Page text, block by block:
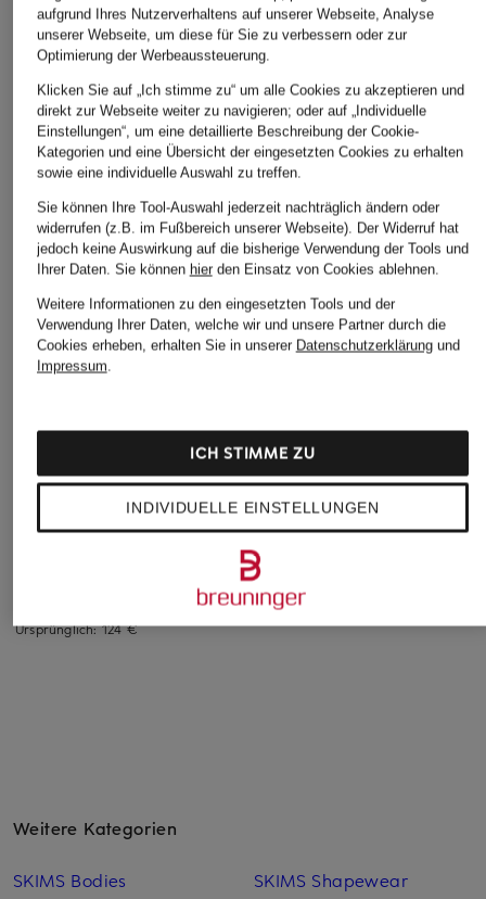
SKIMS
Lounge Set STRETCH
Ursprünglich:124 €
SKIMS
Negligé SKIMS SLEEP
SKIMS
Lounge-Set FITS
Weitere Kategorien
SKIMS Bodies
SKIMS Shapewear
aufgrund Ihres Nutzerverhaltens auf unserer Webseite, Analyse
unserer Webseite, um diese für Sie zu verbessern oder zur
Optimierung der Werbeaussteuerung.
Klicken Sie auf „Ich stimme zu“ um alle Cookies zu akzeptieren und
direkt zur Webseite weiter zu navigieren; oder auf „Individuelle
Einstellungen“, um eine detaillierte Beschreibung der Cookie-
Kategorien und eine Übersicht der eingesetzten Cookies zu erhalten
sowie eine individuelle Auswahl zu treffen.
Sie können Ihre Tool-Auswahl jederzeit nachträglich ändern oder
widerrufen (z.B. im Fußbereich unserer Webseite). Der Widerruf hat
jedoch keine Auswirkung auf die bisherige Verwendung der Tools und
Ihrer Daten. Sie können hierden Einsatz von Cookies ablehnen.
Weitere Informationen zu den eingesetzten Tools und der
Verwendung Ihrer Daten, welche wir und unsere Partner durch die
Cookies erheben, erhalten Sie in unserer Datenschutzerklärungund
Impressum.
INDIVIDUELLE EINSTELLUNGEN
ICH STIMME ZU